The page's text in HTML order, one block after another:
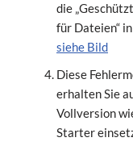
die
für Dateien“
siehe Bild
Diese
erhalten Sie
Vollversion
Starter